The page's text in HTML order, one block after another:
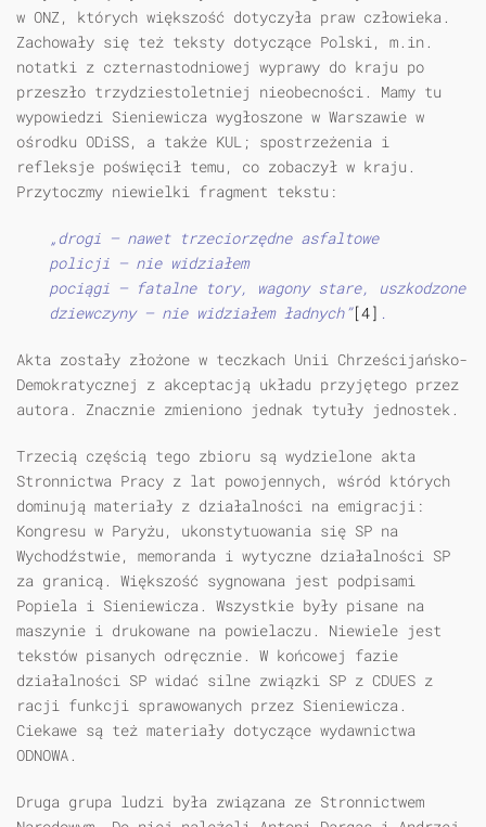
w ONZ, których większość dotyczyła praw człowieka.
Zachowały się też teksty dotyczące Polski, m.in.
notatki z czternastodniowej wyprawy do kraju po
przeszło trzydziestoletniej nieobecności. Mamy tu
wypowiedzi Sieniewicza wygłoszone w Warszawie w
ośrodku ODiSS, a także KUL; spostrzeżenia i
refleksje poświęcił temu, co zobaczył w kraju.
Przytoczmy niewielki fragment tekstu:
„drogi — nawet trzeciorzędne asfaltowe
policji — nie widziałem
pociągi — fatalne tory, wagony stare, uszkodzone
dziewczyny — nie widziałem ładnych”[4] .
Akta zostały złożone w teczkach Unii Chrześcijańsko-
Demokratycznej z akceptacją układu przyjętego przez
autora. Znacznie zmieniono jednak tytuły jednostek.
Trzecią częścią tego zbioru są wydzielone akta
Stronnictwa Pracy z lat powojennych, wśród których
dominują materiały z działalności na emigracji:
Kongresu w Paryżu, ukonstytuowania się SP na
Wychodźstwie, memoranda i wytyczne działalności SP
za granicą. Większość sygnowana jest podpisami
Popiela i Sieniewicza. Wszystkie były pisane na
maszynie i drukowane na powielaczu. Niewiele jest
tekstów pisanych odręcznie. W końcowej fazie
działalności SP widać silne związki SP z CDUES z
racji funkcji sprawowanych przez Sieniewicza.
Ciekawe są też materiały dotyczące wydawnictwa
ODNOWA.
Druga grupa ludzi była związana ze Stronnictwem